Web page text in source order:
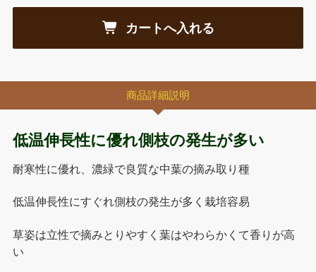
商品詳細説明
低温伸長性に優れ側枝の発生が多い
耐寒性に優れ、濃緑で良質な中葉の摘み取り種
低温伸長性にすぐれ側枝の発生が多く栽培容易
草姿は立性で摘みとりやすく葉はやわらかくて香りが高
い